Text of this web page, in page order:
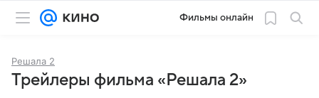
Фильмы онлайн
Решала 2
Трейлеры фильма «Решала 2»